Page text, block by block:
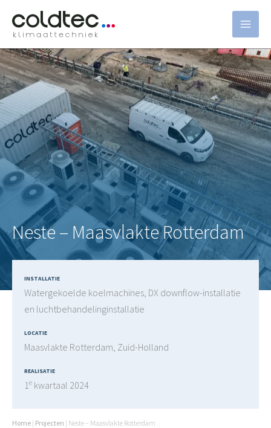
naar
inhoud
Neste – Maasvlakte Rotterdam
Home | Projecten | Neste – Maasvlakte Rotterdam
INSTALLATIE
Watergekoelde koelmachines, DX downflow-installatie
en luchtbehandelinginstallatie
LOCATIE
Maasvlakte Rotterdam, Zuid-Holland
REALISATIE
1e kwartaal 2024